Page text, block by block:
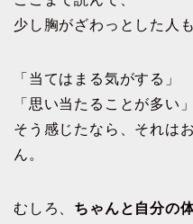
少し胸がざわっとした人
「当てはまる気がする」
「思い当たることが多い」
そう感じたなら、それは
ん。
むしろ、 ちゃんと自分の